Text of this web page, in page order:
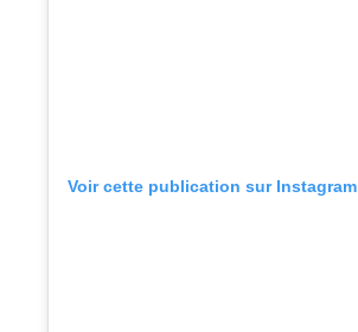
Voir cette publication sur Instagram